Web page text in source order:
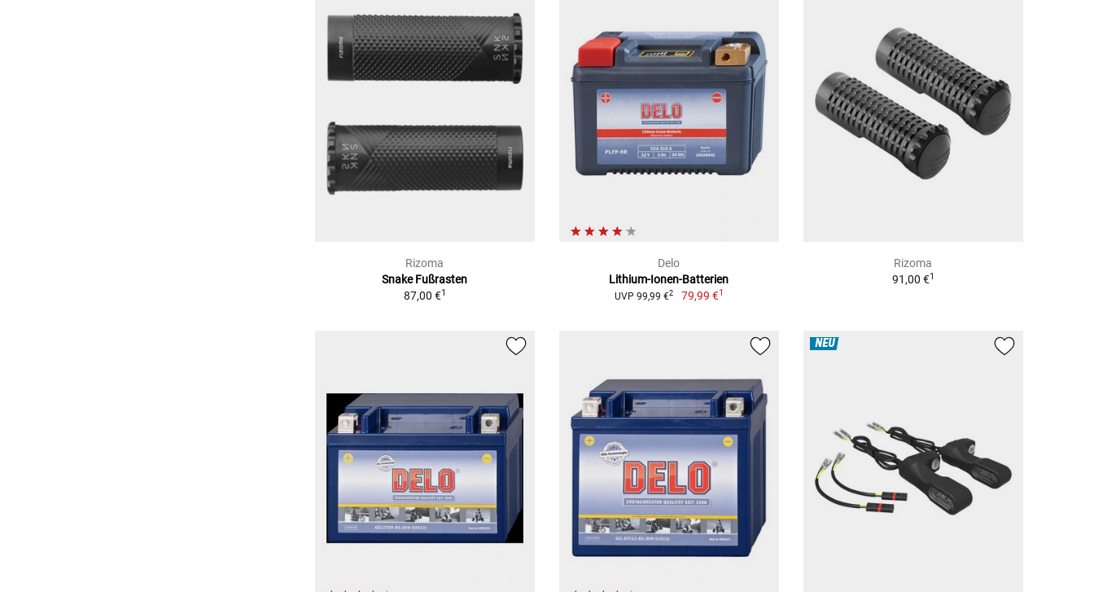
Rizoma
Snake Fußrasten
87,00 €1
Delo
Lithium-Ionen-Batterien
UVP 99,99 €2 79,99 €1
Rizoma
91,00 €1
NEU